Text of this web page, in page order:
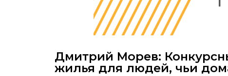
Дмитрий Морев:
жилья для людей, чьи